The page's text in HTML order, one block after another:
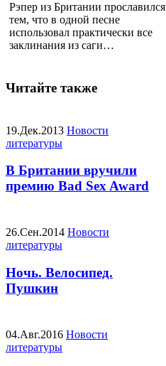
Рэпер из Британии прославился
тем, что в одной песне
использовал практически все
заклинания из саги…
Читайте также
19.Дек.2013 Новости
литературы
В Британии вручили
премию Bad Sex Award
26.Сен.2014 Новости
литературы
Ночь. Велосипед.
Пушкин
04.Авг.2016 Новости
литературы